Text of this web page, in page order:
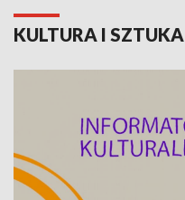
KULTURA I SZTUKA